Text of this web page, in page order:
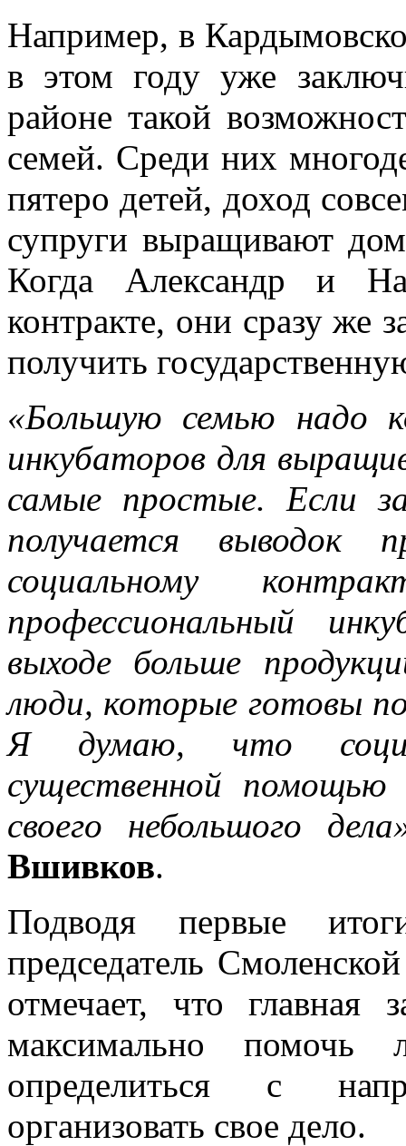
Например, в
в этом году уже
районе такой
семей. Среди них
пятеро детей, доход
супруги выращивают
Когда Александр и
контракте, они сразу же
получить
«Большую семью надо
инкубаторов для
самые простые. Если
получается выводок
социальному
профессиональный
выходе больше
люди, которые готовы
Я думаю, что
существенной
своего небольшого
Вшивков.
Подводя первые
председатель
отмечает, что главная
максимально помочь
определиться с
организовать свое дело.